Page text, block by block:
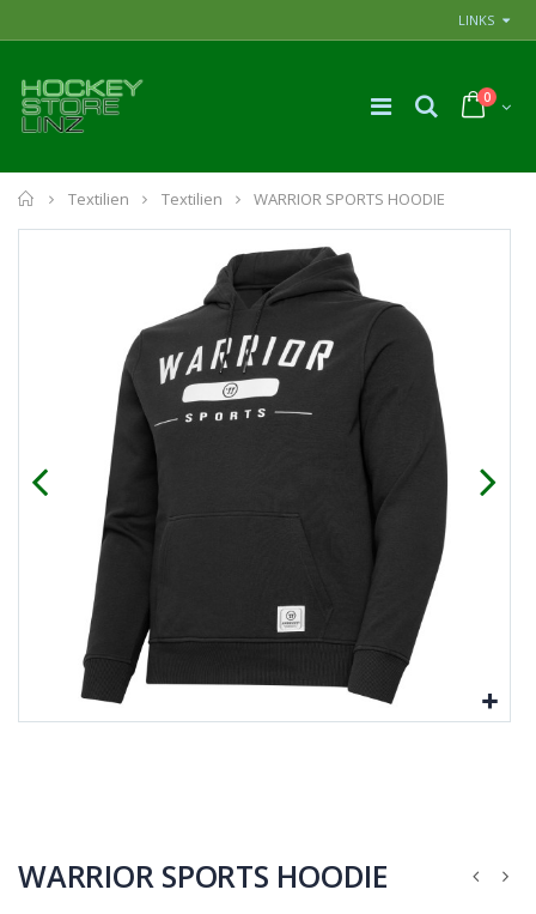
LINKS
0
Home
Textilien Textilien WARRIOR SPORTS HOODIE
WARRIOR SPORTS HOODIE